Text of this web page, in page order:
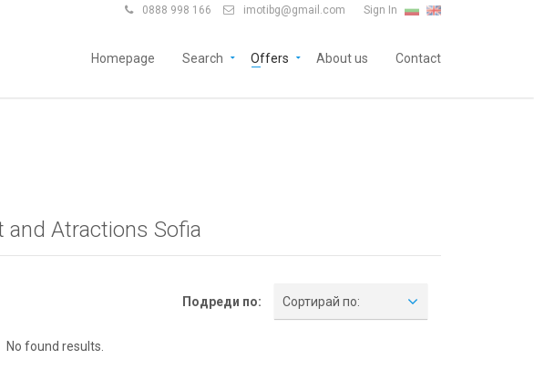
 0888 998 166  imotibg@gmail.com Sign In
Homepage Search Offers About us Contact
and Atractions Sofia
Подреди по: Сортирай по:
No found results.